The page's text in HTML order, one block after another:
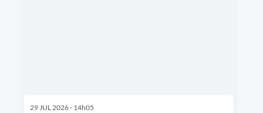
29 JUL 2026 - 14h05